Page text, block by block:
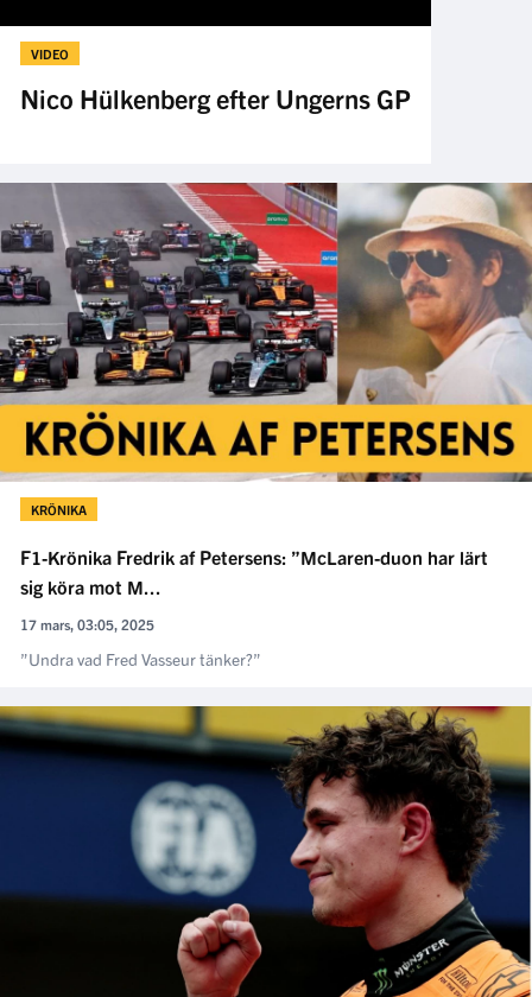
VIDEO
Nico Hülkenberg efter Ungerns GP
KRÖNIKA
F1-Krönika Fredrik af Petersens: ”McLaren-duon har lärt
sig köra mot M...
17 mars, 03:05, 2025
”Undra vad Fred Vasseur tänker?”